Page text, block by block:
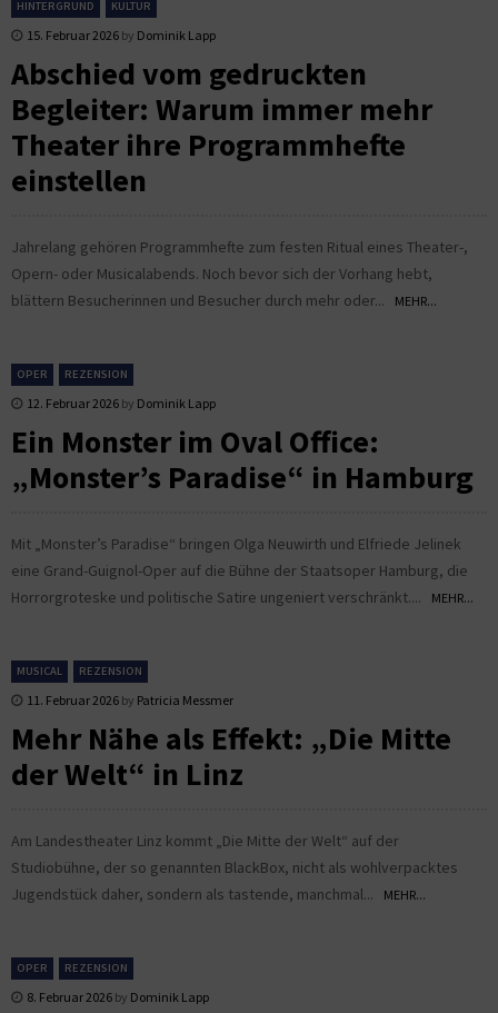
HINTERGRUND KULTUR
15. Februar 2026 by Dominik Lapp
Abschied vom gedruckten
Begleiter: Warum immer mehr
Theater ihre Programmhefte
einstellen
Jahrelang gehören Programmhefte zum festen Ritual eines Theater-,
Opern- oder Musicalabends. Noch bevor sich der Vorhang hebt,
blättern Besucherinnen und Besucher durch mehr oder...
MEHR...
OPER REZENSION
12. Februar 2026 by Dominik Lapp
Ein Monster im Oval Office:
„Monster’s Paradise“ in Hamburg
Mit „Monster’s Paradise“ bringen Olga Neuwirth und Elfriede Jelinek
eine Grand-Guignol-Oper auf die Bühne der Staatsoper Hamburg, die
Horrorgroteske und politische Satire ungeniert verschränkt....
MEHR...
MUSICAL REZENSION
11. Februar 2026 by Patricia Messmer
Mehr Nähe als Effekt: „Die Mitte
der Welt“ in Linz
Am Landestheater Linz kommt „Die Mitte der Welt“ auf der
Studiobühne, der so genannten BlackBox, nicht als wohlverpacktes
Jugendstück daher, sondern als tastende, manchmal...
MEHR...
OPER REZENSION
8. Februar 2026 by Dominik Lapp